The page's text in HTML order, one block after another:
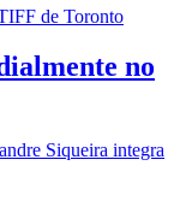
no
Siqueira integra